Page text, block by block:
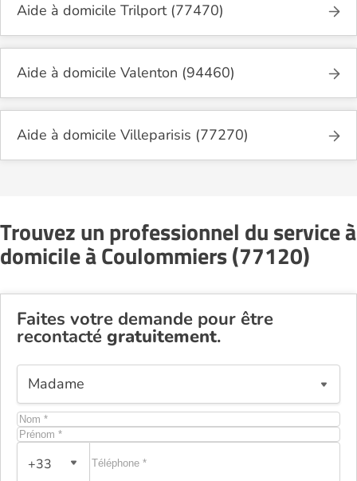
Aide à domicile Trilport (77470)
Aide à domicile Valenton (94460)
Aide à domicile Villeparisis (77270)
Trouvez un professionnel du service à
domicile à Coulommiers (77120)
Faites votre demande pour être
recontacté gratuitement.
+33